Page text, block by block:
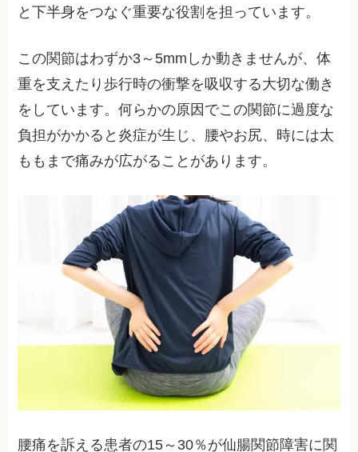
と下半身をつなぐ重要な役割を担っています。
この関節はわずか3～5mmしか動きませんが、体
重を支えたり歩行時の衝撃を吸収する大切な働き
をしています。何らかの原因でこの関節に過度な
負担がかかると炎症が生じ、腰やお尻、時には太
ももまで痛みが広がることがあります。
腰痛を訴える患者の15～30％が仙腸関節障害に関